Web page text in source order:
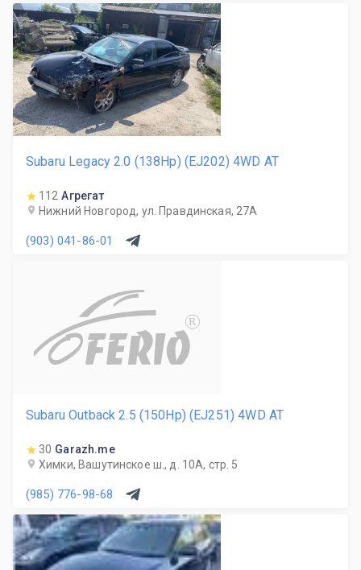
Subaru Legacy 2.0 (138Hp) (EJ202) 4WD AT
112 Агрегат
Нижний Новгород, ул. Правдинская, 27А
(903) 041-86-01
R
Subaru Outback 2.5 (150Hp) (EJ251) 4WD AT
30 Garazh.me
Химки, Вашутинское ш., д. 10А, стр. 5
(985) 776-98-68